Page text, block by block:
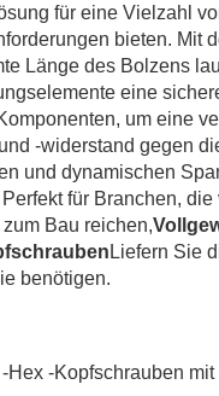
für eine Vielzahl
bieten. Mit
Länge des Bolzens
eine
um eine
-widerstand gegen
und dynamischen
für Branchen, die
Bau reichen,
Liefern Sie
benötigen.